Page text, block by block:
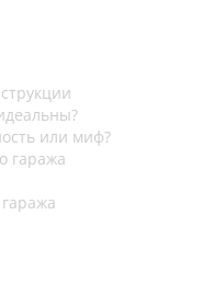
или миф?
гаража